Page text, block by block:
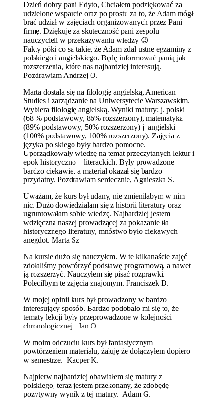
Dzień dobry pani Edyto, Chciałem podziękować za
udzielone wsparcie oraz po prostu za to, że Adam mógł
brać udział w zajęciach organizowanych przez Pani
firmę. Dziękuje za skuteczność pani zespołu
nauczycieli w przekazywaniu wiedzy 😉
Fakty póki co są takie, że Adam zdał ustne egzaminy z
polskiego i angielskiego. Będę informować panią jak
rozszerzenia, które nas najbardziej interesują.
Pozdrawiam Andrzej O.
Marta dostała się na filologię angielską, American
Studies i zarządzanie na Uniwersytecie Warszawskim.
Wybiera filologię angielską. Wyniki matury: j. polski
(68 % podstawowy, 86% rozszerzony), matematyka
(89% podstawowy, 50% rozszerzony) j. angielski
(100% podstawowy, 100% rozszerzony). Zajęcia z
języka polskiego były bardzo pomocne.
Uporządkowały wiedzę na temat przeczytanych lektur i
epok historyczno – literackich. Były prowadzone
bardzo ciekawie, a materiał okazał się bardzo
przydatny. Pozdrawiam serdecznie, Agnieszka S.
Uważam, że kurs był udany, nie zmieniłabym w nim
nic. Dużo dowiedziałam się z historii literatury oraz
ugruntowałam sobie wiedzę. Najbardziej jestem
wdzięczna naszej prowadzącej za pokazanie tła
historycznego literatury, mnóstwo było ciekawych
anegdot. Marta Sz
Na kursie dużo się nauczyłem. W te kilkanaście zajęć
zdołaliśmy powtórzyć podstawę programową, a nawet
ją rozszerzyć. Nauczyłem się pisać rozprawki.
Poleciłbym te zajęcia znajomym. Franciszek D.
W mojej opinii kurs był prowadzony w bardzo
interesujący sposób. Bardzo podobało mi się to, że
tematy lekcji były przeprowadzone w kolejności
chronologicznej. Jan O.
W moim odczuciu kurs był fantastycznym
powtórzeniem materiału, żałuję że dołączyłem dopiero
w semestrze. Kacper K.
Najpierw najbardziej obawiałem się matury z
polskiego, teraz jestem przekonany, że zdobędę
pozytywny wynik z tej matury. Adam G.